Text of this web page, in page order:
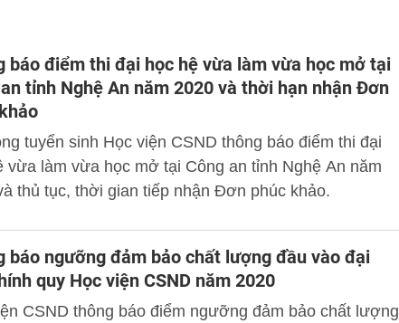
báo điểm thi đại học hệ vừa làm vừa học mở tại
tỉnh Nghệ An năm 2020 và thời hạn nhận Đơn
tuyển sinh Học viện CSND thông báo điểm thi đại
vừa làm vừa học mở tại Công an tỉnh Nghệ An năm
thủ tục, thời gian tiếp nhận Đơn phúc khảo.
báo ngưỡng đảm bảo chất lượng đầu vào đại
quy Học viện CSND năm 2020
CSND thông báo điểm ngưỡng đảm bảo chất lượng